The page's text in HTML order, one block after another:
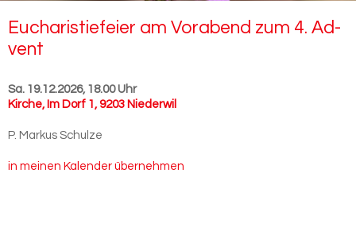
Eu­cha­ris­tie­fei­er am Vor­abend zum 4. Ad­
vent
Sa. 19.12.2026, 18.00 Uhr
Kirche, Im Dorf 1, 9203 Niederwil
P. Markus Schulze
in meinen Kalender übernehmen